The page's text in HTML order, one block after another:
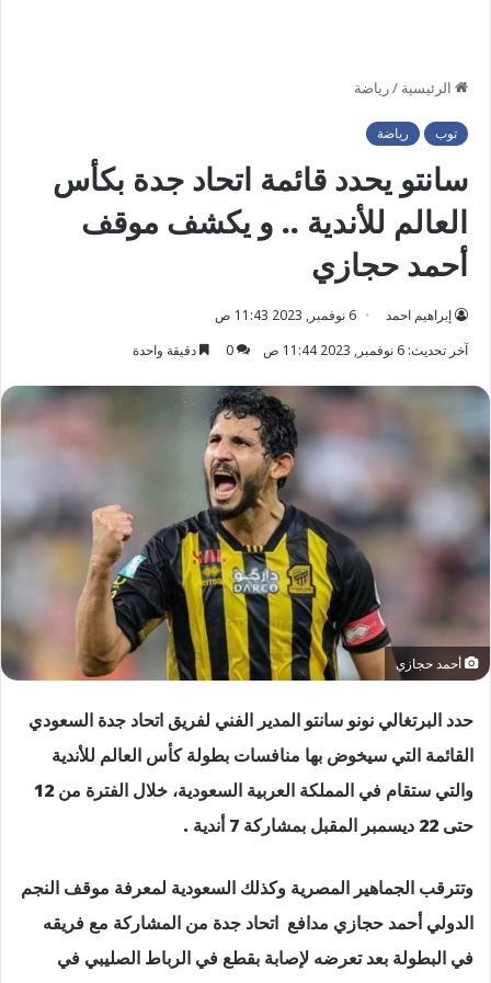
الرئيسية /رياضة
توب رياضة
سانتو يحدد قائمة اتحاد جدة بكأس
العالم للأندية .. و يكشف موقف
أحمد حجازي
إبراهيم احمد
6 نوفمبر, 2023 11:43 ص
آخر تحديث: 6 نوفمبر, 2023 11:44 ص
0 دقيقة واحدة
أحمد حجازي
حدد البرتغالي نونو سانتو المدير الفني لفريق اتحاد جدة السعودي
القائمة التي سيخوض بها منافسات بطولة كأس العالم للأندية
والتي ستقام في المملكة العربية السعودية، خلال الفترة من 12
حتى 22 ديسمبر المقبل بمشاركة 7 أندية .
وتترقب الجماهير المصرية وكذلك السعودية لمعرفة موقف النجم
الدولي أحمد حجازي مدافع اتحاد جدة من المشاركة مع فريقه
في البطولة بعد تعرضه لإصابة بقطع في الرباط الصليبي في